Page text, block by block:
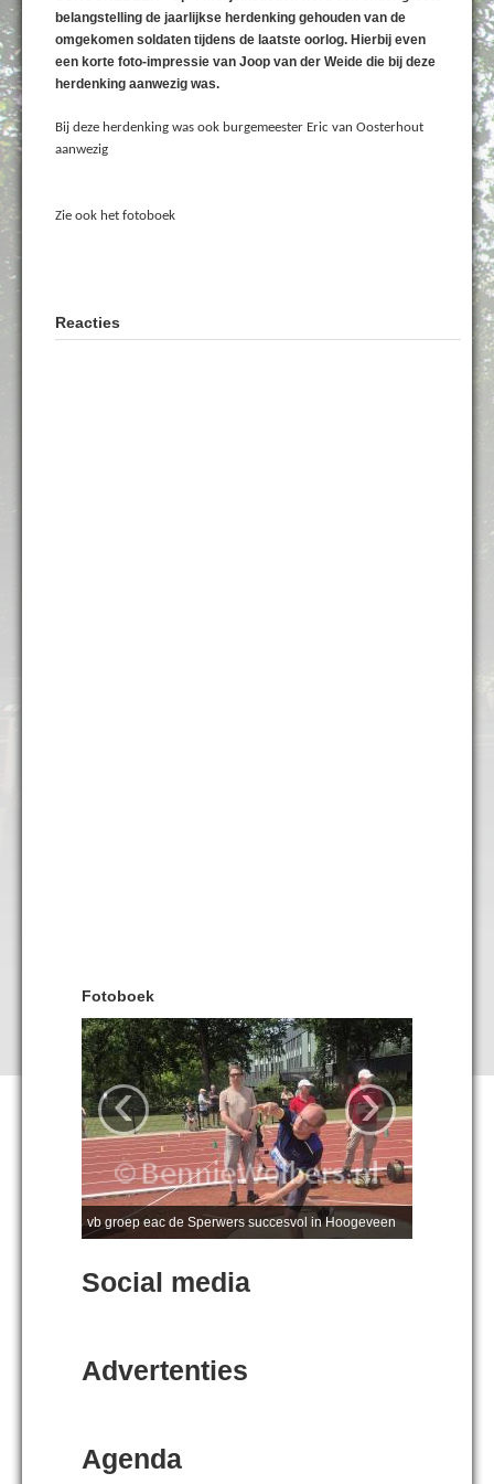
belangstelling de jaarlijkse herdenking gehouden van de
omgekomen soldaten tijdens de laatste oorlog. Hierbij even
een korte foto-impressie van Joop van der Weide die bij deze
herdenking aanwezig was.
Bij deze herdenking was ook burgemeester Eric van Oosterhout
aanwezig
Zie ook het fotoboek
Reacties
Fotoboek
vb groep eac de Sperwers succesvol in Hoogeveen
‹ ›
Social media
Advertenties
Agenda